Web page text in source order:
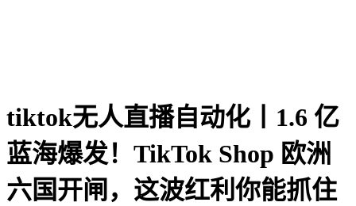
tiktok无人直播自动化丨1.6 亿
蓝海爆发！TikTok Shop 欧洲
六国开闸，这波红利你能抓住